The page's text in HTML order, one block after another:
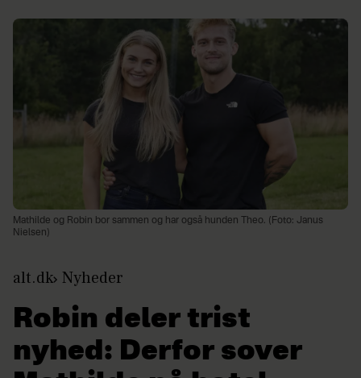
Mathilde og Robin bor sammen og har også hunden Theo. (Foto: Janus
Nielsen)
alt.dk Nyheder
Robin deler trist
nyhed: Derfor sover